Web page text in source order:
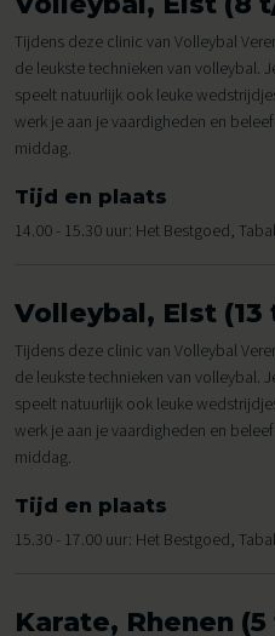
Tijdens deze clinic van Volleybal
de leukste technieken van volleybal.
speelt natuurlijk ook leuke
werk je aan je vaardigheden en
middag.
Tijd en plaats
14.00 - 15.30 uur: Het Bestgoed,
Volleybal, Elst (13
Tijdens deze clinic van Volleybal
de leukste technieken van volleybal.
speelt natuurlijk ook leuke
werk je aan je vaardigheden en
middag.
Tijd en plaats
15.30 - 17.00 uur: Het Bestgoed,
Karate, Rhenen